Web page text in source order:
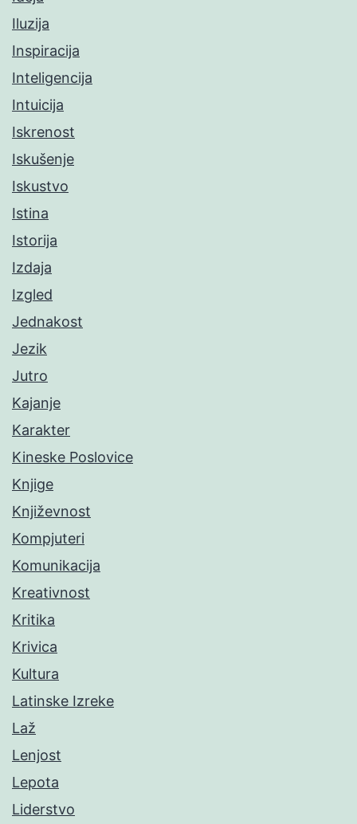
Iluzija
Inspiracija
Inteligencija
Intuicija
Iskrenost
Iskušenje
Iskustvo
Istina
Istorija
Izdaja
Izgled
Jednakost
Jezik
Jutro
Kajanje
Karakter
Kineske Poslovice
Knjige
Književnost
Kompjuteri
Komunikacija
Kreativnost
Kritika
Krivica
Kultura
Latinske Izreke
Laž
Lenjost
Lepota
Liderstvo